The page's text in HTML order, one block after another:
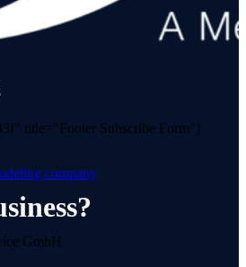
title="Footer Subscribe Form"]
GmbH